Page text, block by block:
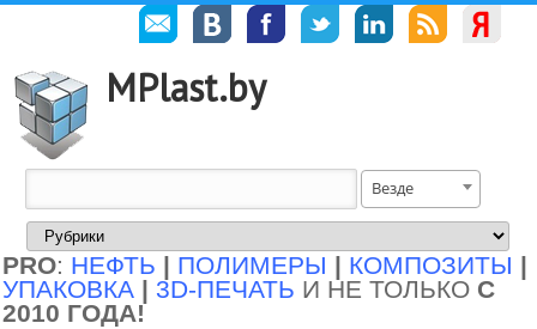
MPlast.by
Везде
PRO: НЕФТЬ | ПОЛИМЕРЫ | КОМПОЗИТЫ |
УПАКОВКА | 3D-ПЕЧАТЬ И НЕ ТОЛЬКО С
2010 ГОДА!